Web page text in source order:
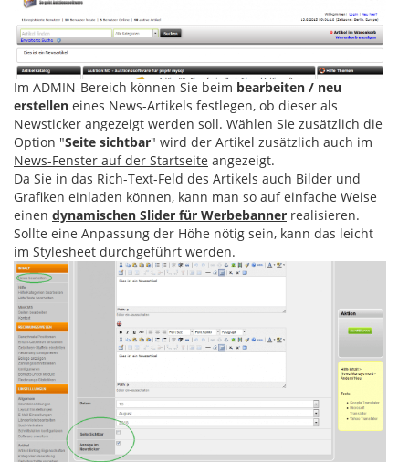
Im ADMIN-Bereich können Sie beim bearbeiten / neu
erstellen eines News-Artikels festlegen, ob dieser als
Newsticker angezeigt werden soll. Wählen Sie zusätzlich die
Option "Seite sichtbar" wird der Artikel zusätzlich auch im
News-Fenster auf der Startseite angezeigt.
Da Sie in das Rich-Text-Feld des Artikels auch Bilder und
Grafiken einladen können, kann man so auf einfache Weise
einen dynamischen Slider für Werbebanner realisieren.
Sollte eine Anpassung der Höhe nötig sein, kann das leicht
im Stylesheet durchgeführt werden.